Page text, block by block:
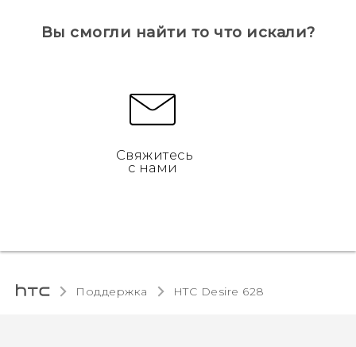
Вы смогли найти то что искали?
Свяжитесь
с нами
Поддержка HTC Desire 628‎